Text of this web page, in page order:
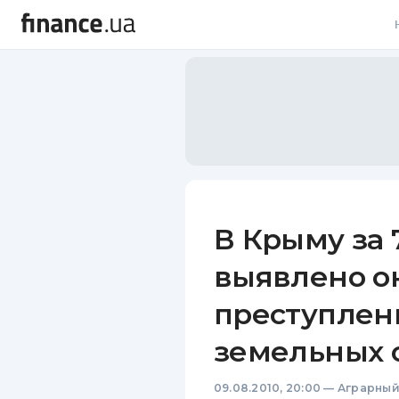
В Крыму за
выявлено
земельных
09.08.2010, 20:00 —